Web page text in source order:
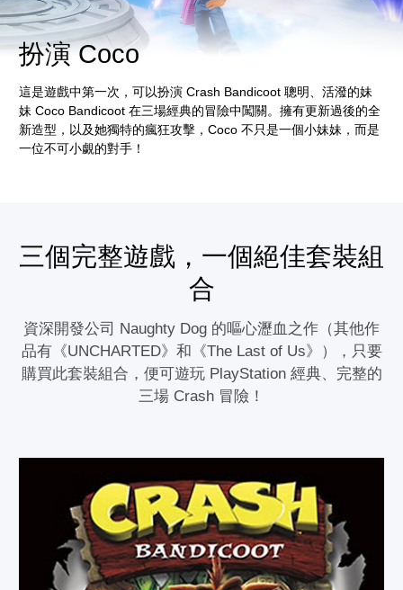
扮演 Coco
這是遊戲中第一次，可以扮演 Crash Bandicoot 聰明、活潑的妹
妹 Coco Bandicoot 在三場經典的冒險中闖關。擁有更新過後的全
新造型，以及她獨特的瘋狂攻擊，Coco 不只是一個小妹妹，而是
一位不可小覷的對手！
三個完整遊戲，一個絕佳套裝組
合
資深開發公司 Naughty Dog 的嘔心瀝血之作（其他作
品有《UNCHARTED》和《The Last of Us》），只要
購買此套裝組合，便可遊玩 PlayStation 經典、完整的
三場 Crash 冒險！